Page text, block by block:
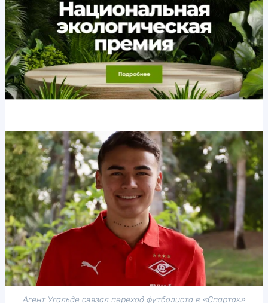
Агент Угальде связал переход футболиста в «Спартак»